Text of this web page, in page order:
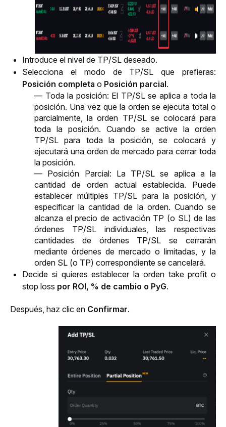
Introduce el nivel de TP/SL deseado.
Selecciona el modo de TP/SL que prefieras:
Posición completa o Posición parcial.
— Toda la posición: El TP/SL se aplica a toda la
posición. Una vez que la orden se ejecuta total o
parcialmente, la orden TP/SL se colocará para
toda la posición. Cuando se active la orden
TP/SL para toda la posición, se colocará y
ejecutará una orden de mercado para cerrar toda
la posición.
— Posición Parcial: La TP/SL se aplica a la
cantidad de orden actual establecida. Puede
establecer múltiples TP/SL para la posición, y
especificar la cantidad de la orden. Cuando se
alcanza el precio de activación TP (o SL) de las
órdenes TP/SL individuales, las respectivas
cantidades de órdenes TP/SL se cerrarán
mediante órdenes de mercado o limitadas, y la
orden SL (o TP) correspondiente se cancelará.
Decide si quieres establecer la orden take profit o
stop loss por ROI, % de cambio o PyG.
Después, haz clic en Confirmar.